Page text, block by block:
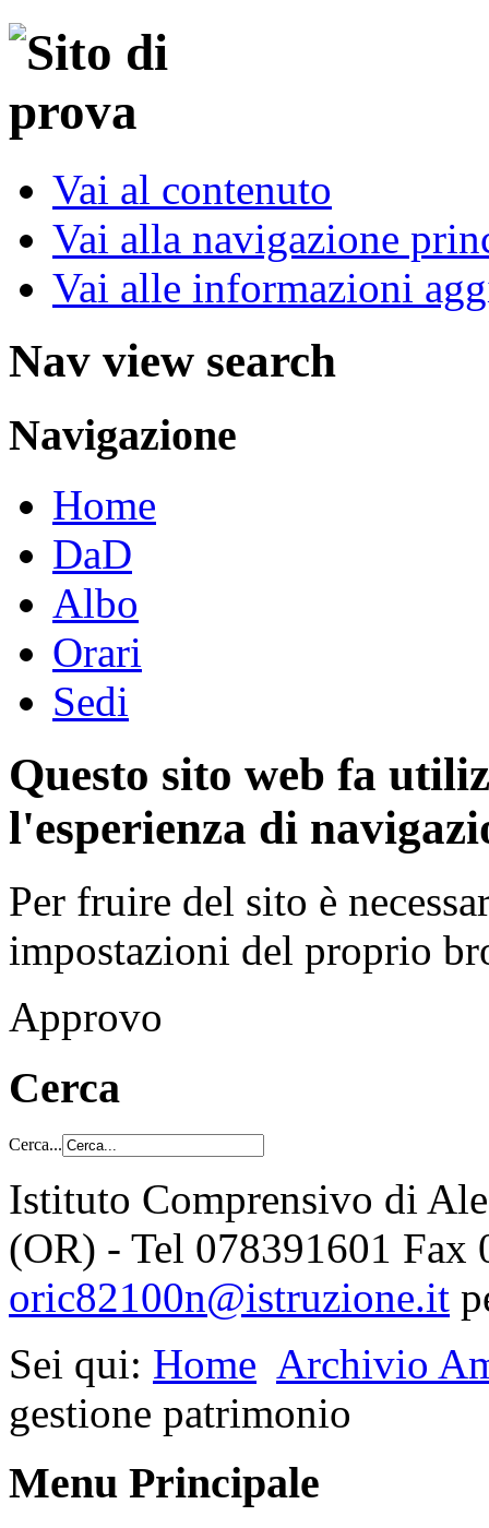
Vai al contenuto
Vai alla navigazione
Vai alle informazioni
Nav view search
Navigazione
Home
DaD
Albo
Orari
Sedi
Questo sito web fa
l'esperienza di
Per fruire del sito è
impostazioni del proprio
Approvo
Cerca
Cerca...
Istituto Comprensivo di
(OR) - Tel 078391601 Fax
oric82100n@istruzione.it
Sei qui: Home Archivio
gestione patrimonio
Menu Principale